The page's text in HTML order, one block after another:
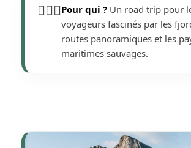
🙋🏼‍♀️Pour qui ? Un road trip pour
voyageurs fascinés par les
routes panoramiques et les
maritimes sauvages.